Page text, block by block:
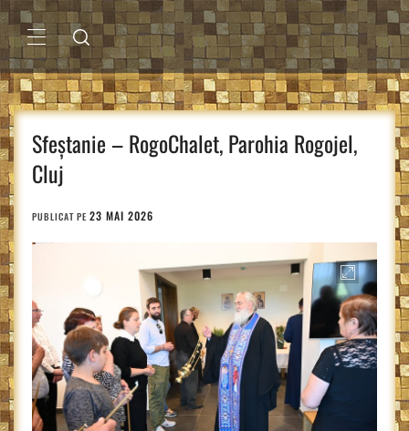
Sari
la
conținutMENIU
PRINCIPAL
Sfeștanie – RogoChalet, Parohia Rogojel,
Cluj
PUBLICAT PE 23 MAI 2026